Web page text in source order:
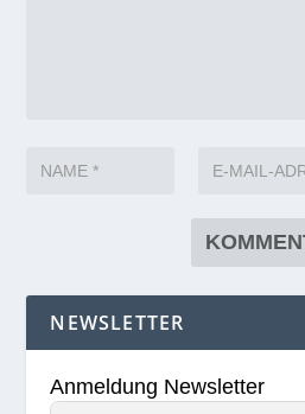
NEWSLETTER
Anmeldung Newsletter